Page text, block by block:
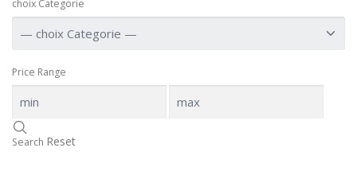
choix Categorie
Price Range
Search Reset